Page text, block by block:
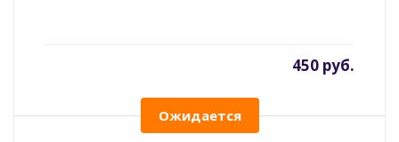
450 руб.
Ожидается